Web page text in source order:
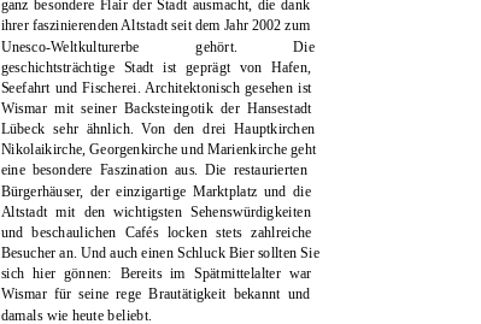
ganz besondere Flair der Stadt ausmacht, die dank
ihrer faszinierenden Altstadt seit dem Jahr 2002 zum
Unesco-Weltkulturerbe gehört.
Die
geschichtsträchtige Stadt ist geprägt von Hafen,
Seefahrt und Fischerei. Architektonisch gesehen ist
Wismar mit seiner Backsteingotik der Hansestadt
Lübeck sehr ähnlich. Von den drei Hauptkirchen
Nikolaikirche, Georgenkirche und Marienkirche geht
eine besondere Faszination aus. Die restaurierten
Bürgerhäuser, der einzigartige Marktplatz und die
Altstadt mit den wichtigsten Sehenswürdigkeiten
und beschaulichen Cafés locken stets zahlreiche
Besucher an. Und auch einen Schluck Bier sollten Sie
sich hier gönnen: Bereits im Spätmittelalter war
Wismar für seine rege Brautätigkeit bekannt und
damals wie heute beliebt.